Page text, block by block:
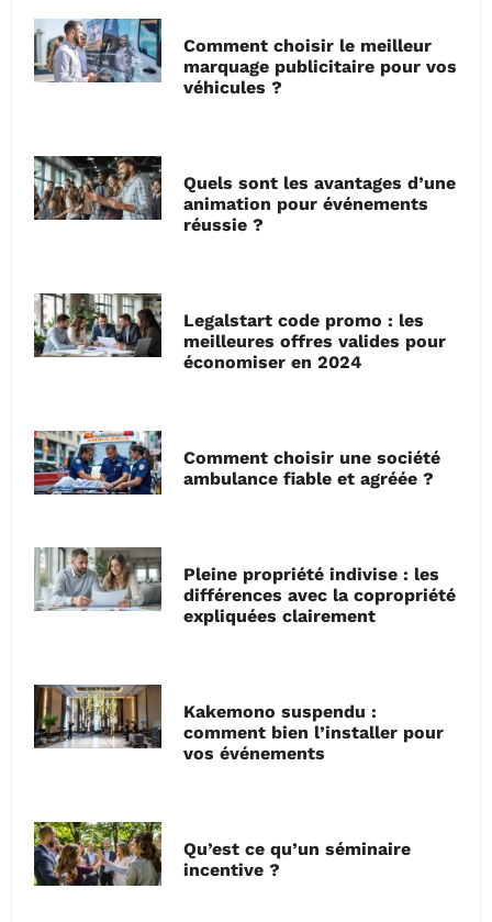
Comment choisir le meilleur
marquage publicitaire pour vos
véhicules ?
Quels sont les avantages d’une
animation pour événements
réussie ?
Legalstart code promo : les
meilleures offres valides pour
économiser en 2024
Comment choisir une société
ambulance fiable et agréée ?
Pleine propriété indivise : les
différences avec la copropriété
expliquées clairement
Kakemono suspendu :
comment bien l’installer pour
vos événements
Qu’est ce qu’un séminaire
incentive ?